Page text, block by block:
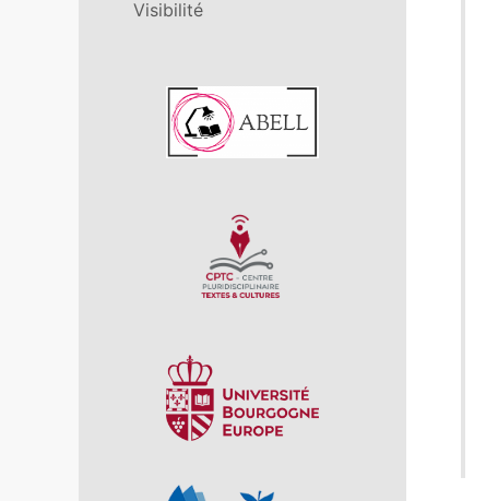
Visibilité
Affiliations/partenaires